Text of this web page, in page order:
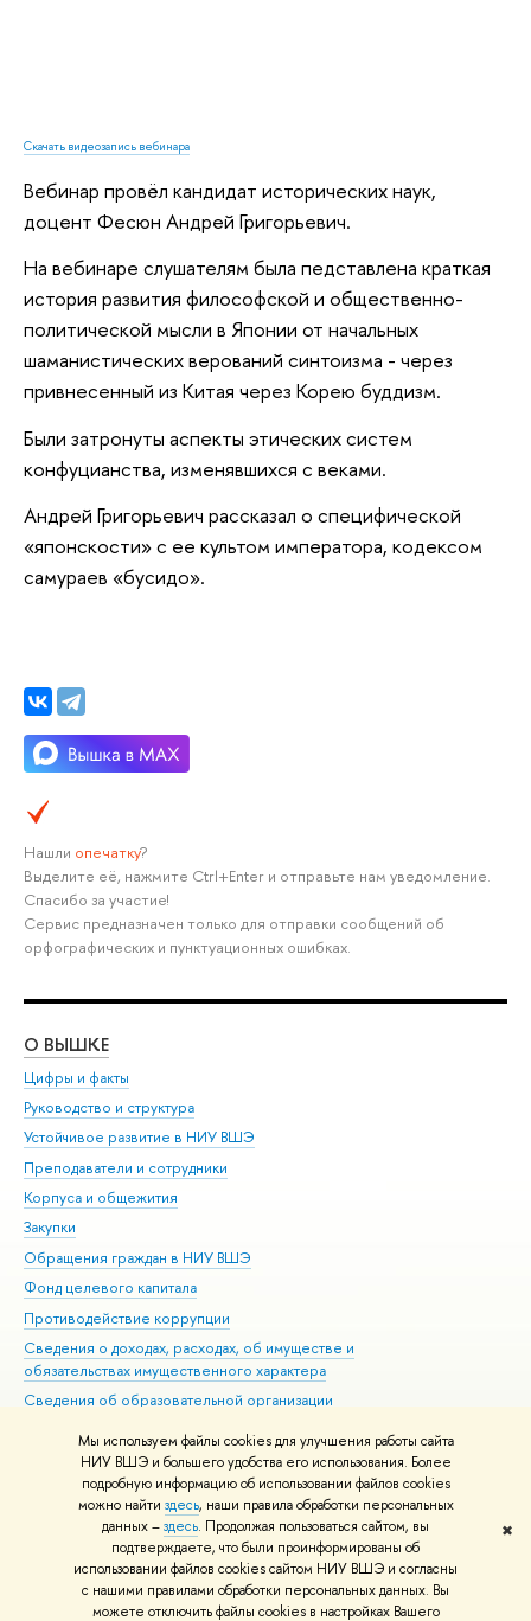
Мы используем файлы cookies для улучшения работы сайта
НИУ ВШЭ и большего удобства его использования. Более
подробную информацию об использовании файлов cookies
можно найти здесь, наши правила обработки персональных
данных –здесь. Продолжая пользоваться сайтом, вы
подтверждаете, что были проинформированы об
использовании файлов cookies сайтом НИУ ВШЭ и согласны
с нашими правилами обработки персональных данных. Вы
можете отключить файлы cookies в настройках Вашего
✖
Скачать видеозапись вебинара
Вебинар провёл кандидат исторических наук,
доцент Фесюн Андрей Григорьевич.
На вебинаре слушателям была педставлена краткая
история развития философской и общественно-
политической мысли в Японии от начальных
шаманистических верований синтоизма - через
привнесенный из Китая через Корею буддизм.
Были затронуты аспекты этических систем
конфуцианства, изменявшихся с веками.
Андрей Григорьевич рассказал о специфической
«японскости» с ее культом императора, кодексом
самураев «бусидо».
Нашли опечатку?
Выделите её, нажмите Ctrl+Enter и отправьте нам уведомление.
Спасибо за участие!
Сервис предназначен только для отправки сообщений об
орфографических и пунктуационных ошибках.
О ВЫШКЕ
Цифры и факты
Руководство и структура
Устойчивое развитие в НИУ ВШЭ
Преподаватели и сотрудники
Корпуса и общежития
Закупки
Обращения граждан в НИУ ВШЭ
Фонд целевого капитала
Противодействие коррупции
Сведения о доходах, расходах, об имуществе и
обязательствах имущественного характера
Сведения об образовательной организации
Людям с ограниченными возможностями здоровья
Единая платежная страница
Работа в Вышке
© НИУ ВШЭ 1993–2026 Адреса и контакты Условия использования
материалов Политика конфиденциальности Карта сайта
Шрифты HSE Sans и HSE Slab разработаны вШколе дизайна НИУ ВШЭ